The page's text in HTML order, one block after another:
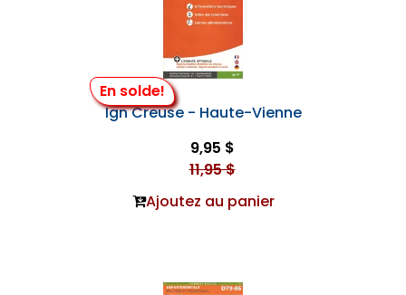
En solde!
Ign Creuse - Haute-Vienne
9,95 $
11,95 $
Ajoutez au panier